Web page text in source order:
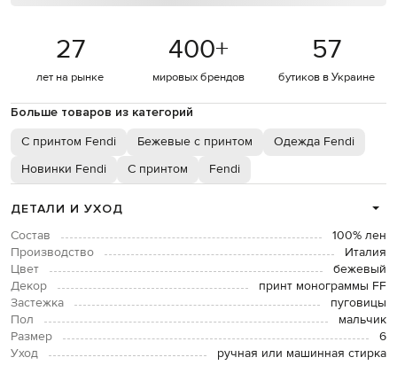
27
лет на рынке
400+
мировых брендов
57
бутиков в Украине
Больше товаров из категорий
С принтом Fendi Бежевые с принтом
Одежда Fendi
Новинки Fendi
С принтом Fendi
ДЕТАЛИ И УХОД
Состав
100% лен
Производство
Италия
Цвет
бежевый
Декор
принт монограммы FF
Застежка
пуговицы
Пол
мальчик
Размер
6
Уход
ручная или машинная стирка